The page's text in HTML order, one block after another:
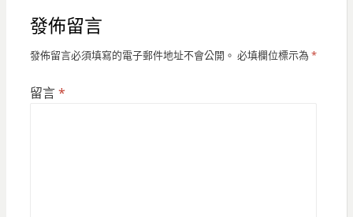
發佈留言
發佈留言必須填寫的電子郵件地址不會公開。 必填欄位標示為 *
留言*